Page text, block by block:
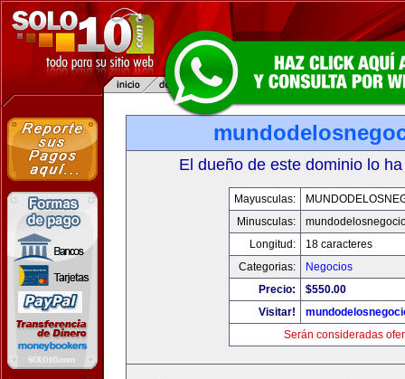
El dueño de este dominio lo
Mayusculas:
Minusculas:
Longitud:
18 caracteres
Categorias:
Negocios
Precio:
$550.00
Visitar!
Serán consideradas